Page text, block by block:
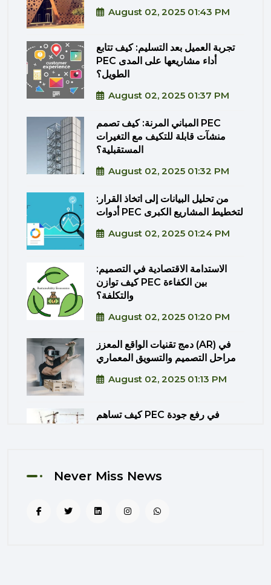
August 02, 2025 01:43 PM
تجربة العميل بعد التسليم: كيف تتابع
PEC أداء مشاريعها على المدى
الطويل؟
August 02, 2025 01:37 PM
المباني المرنة: كيف تصمم PEC
منشآت قابلة للتكيف مع التغيرات
المستقبلية؟
August 02, 2025 01:32 PM
من تحليل البيانات إلى اتخاذ القرار:
أدوات PEC لتخطيط المشاريع الكبرى
August 02, 2025 01:24 PM
الاستدامة الاقتصادية في التصميم:
كيف توازن PEC بين الكفاءة
والتكلفة؟
August 02, 2025 01:20 PM
دمج تقنيات الواقع المعزز (AR) في
مراحل التصميم والتسويق المعماري
August 02, 2025 01:13 PM
كيف تساهم PEC في رفع جودة
أكثر إنسانية
Never Miss News